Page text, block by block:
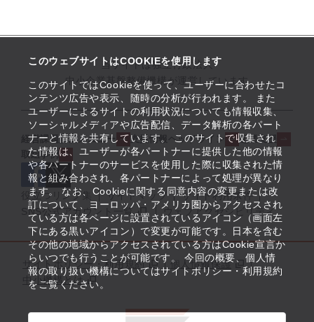
このウェブサイトはCOOKIEを使用します
このサイトではCookieを使って、ユーザーに合わせたコ
ンテンツ広告や表示、随時の分析が行われます。 また
ユーザーによるサイトの利用状況についても情報収集、
ソーシャルメディアや広告配信、データ解析の各パート
ナーと情報を共有しています。 このサイトで収集され
た情報は、ユーザーが各パートナーに提供した他の情報
や各パートナーのサービスを使用した際に収集された情
報と組み合わされ、各パートナーによって処理が異なり
ます。 なお、Cookieに関する同意内容の変更または改
訂について、ヨーロッパ・アメリカ圏からアクセスされ
ている方は各ページに設置されているアイコン（画面左
下にある黒いアイコン）で変更が可能です。日本を含む
その他の地域からアクセスされている方はCookie宣言か
らいつでも行うことが可能です。 今回の概要、個人情
報の取り扱い機構についてはサイトポリシー・利用規約
をご覧ください。
当サイトは独立行政法人
中小企業基盤整備機構が運営しています
経営課題解決メニュー 支援情報ヘッドライン
起業支援
取組事例
役立つリンク集 サイトマップ
サイト利用条件
SNS公式アカウント一覧
ウェブアクセシビリティ
サイトポリシー・利用規約
個人情報保護
中小機構とは